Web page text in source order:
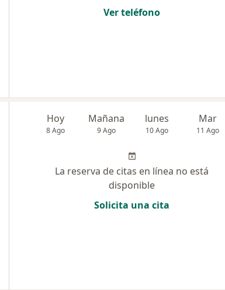
Ver teléfono
Hoy
8 Ago
Mañana
9 Ago
lunes
10 Ago
Mar
11 Ago
La reserva de citas en línea no está
disponible
Solicita una cita